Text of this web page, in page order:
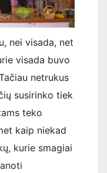
nei visada, net
visada buvo
netrukus
susirinko tiek
teko
kaip niekad
kurie smagiai